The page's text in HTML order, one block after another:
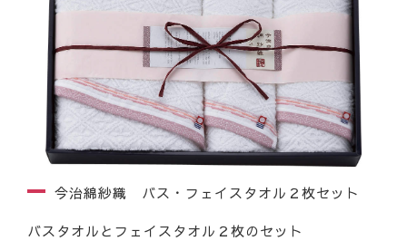
今治綿紗織 バス・フェイスタオル２枚セット
バスタオルとフェイスタオル２枚のセット